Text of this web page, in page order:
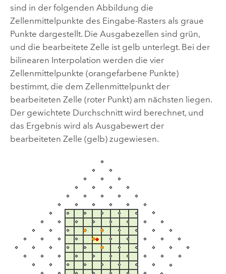
sind in der folgenden Abbildung die
Zellenmittelpunkte des Eingabe-Rasters als graue
Punkte dargestellt. Die Ausgabezellen sind grün,
und die bearbeitete Zelle ist gelb unterlegt. Bei der
bilinearen Interpolation werden die vier
Zellenmittelpunkte (orangefarbene Punkte)
bestimmt, die dem Zellenmittelpunkt der
bearbeiteten Zelle (roter Punkt) am nächsten liegen.
Der gewichtete Durchschnitt wird berechnet, und
das Ergebnis wird als Ausgabewert der
bearbeiteten Zelle (gelb) zugewiesen.